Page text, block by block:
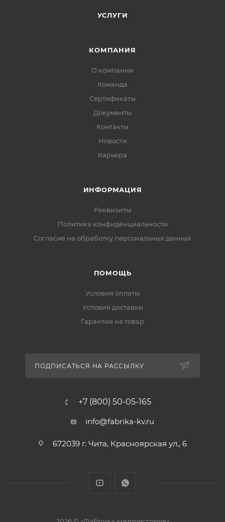
УСЛУГИ
КОМПАНИЯ
О компании
Команда
Сертификаты
Документы
Контакты
Новости
Карьера
ИНФОРМАЦИЯ
Реквизиты
Политика конфиденциальности
Cогласие на обработку персональных данных
ПОМОЩЬ
Условия оплаты
Условия доставки
Гарантия на товар
ПОДПИСАТЬСЯ НА РАССЫЛКУ
+7 (800) 50-05-165
info@fabrika-kv.ru
672039 г. Чита, Красноярская ул., 6